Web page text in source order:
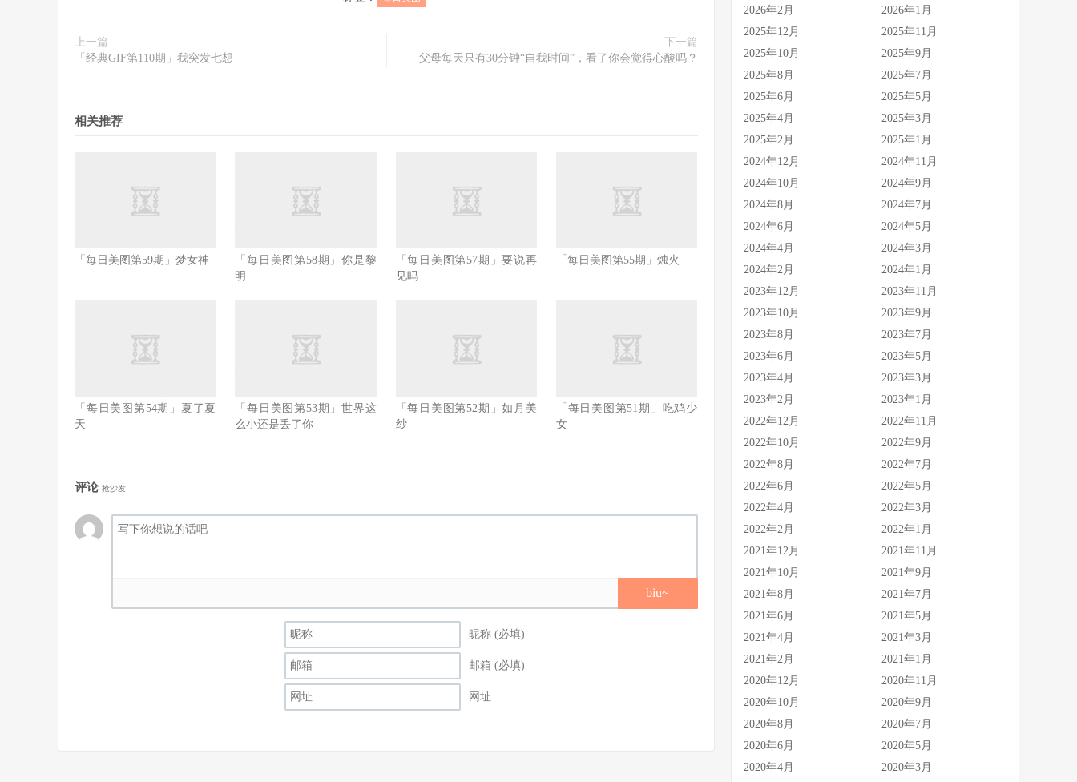
上一篇
「经典GIF第110期」我突发七想
下一篇
父母每天只有30分钟“自我时间”，看了你会觉得心酸吗？
相关推荐
「每日美图第59期」梦女神
「每日美图第58期」你是黎
明
「每日美图第57期」要说再
见吗
「每日美图第55期」烛火
「每日美图第54期」夏了夏
天
「每日美图第53期」世界这
么小还是丢了你
「每日美图第52期」如月美
纱
「每日美图第51期」吃鸡少
女
评论 抢沙发
biu~
昵称 (必填)
邮箱 (必填)
网址
2026年2月
2026年1月
2025年12月
2025年11月
2025年10月
2025年9月
2025年8月
2025年7月
2025年6月
2025年5月
2025年4月
2025年3月
2025年2月
2025年1月
2024年12月
2024年11月
2024年10月
2024年9月
2024年8月
2024年7月
2024年6月
2024年5月
2024年4月
2024年3月
2024年2月
2024年1月
2023年12月
2023年11月
2023年10月
2023年9月
2023年8月
2023年7月
2023年6月
2023年5月
2023年4月
2023年3月
2023年2月
2023年1月
2022年12月
2022年11月
2022年10月
2022年9月
2022年8月
2022年7月
2022年6月
2022年5月
2022年4月
2022年3月
2022年2月
2022年1月
2021年12月
2021年11月
2021年10月
2021年9月
2021年8月
2021年7月
2021年6月
2021年5月
2021年4月
2021年3月
2021年2月
2021年1月
2020年12月
2020年11月
2020年10月
2020年9月
2020年8月
2020年7月
2020年6月
2020年5月
2020年4月
2020年3月